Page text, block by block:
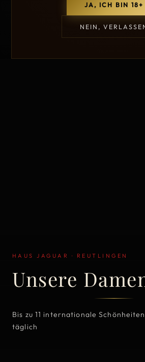
JA, ICH BIN 18+
NEIN,
HAUS JAGUAR · REUTLINGEN
Unsere
Bis zu 11 internationale
täglich